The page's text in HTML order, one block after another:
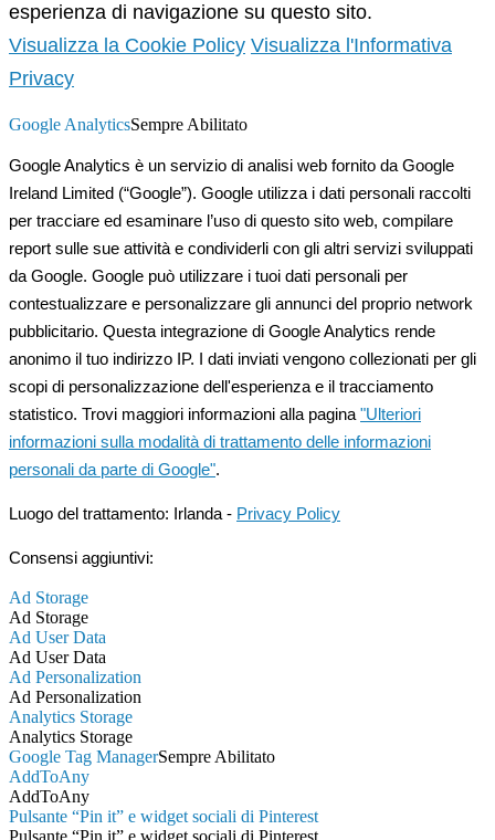
esperienza di navigazione su questo sito.
Visualizza la Cookie Policy Visualizza l'Informativa
Privacy
Google AnalyticsSempre Abilitato
Google Analytics è un servizio di analisi web fornito da Google
Ireland Limited (“Google”). Google utilizza i dati personali raccolti
per tracciare ed esaminare l’uso di questo sito web, compilare
report sulle sue attività e condividerli con gli altri servizi sviluppati
da Google. Google può utilizzare i tuoi dati personali per
contestualizzare e personalizzare gli annunci del proprio network
pubblicitario. Questa integrazione di Google Analytics rende
anonimo il tuo indirizzo IP. I dati inviati vengono collezionati per gli
scopi di personalizzazione dell'esperienza e il tracciamento
statistico. Trovi maggiori informazioni alla pagina"Ulteriori
informazioni sulla modalità di trattamento delle informazioni
personali da parte di Google".
Luogo del trattamento: Irlanda - Privacy Policy
Consensi aggiuntivi:
Ad Storage
Ad Storage
Ad User Data
Ad User Data
Ad Personalization
Ad Personalization
Analytics Storage
Analytics Storage
Google Tag ManagerSempre Abilitato
AddToAny
AddToAny
Pulsante “Pin it” e widget sociali di Pinterest